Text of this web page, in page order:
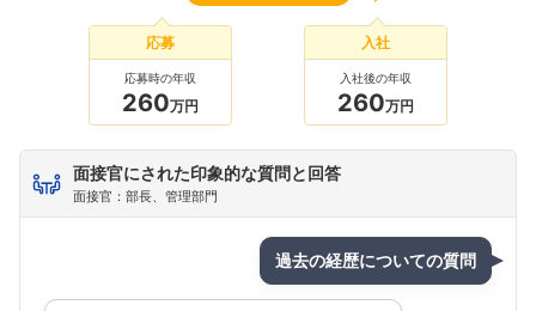
応募
応募時の年収
260万円
入社
入社後の年収
260万円
面接官にされた印象的な質問と回答
面接官：部長、管理部門
過去の経歴についての質問